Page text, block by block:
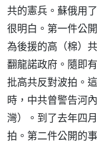
共的憲兵。蘇俄用
很明白。第一件公
為後援的高（棉）
翻龍諾政府。隨即
批高共反對波拍。
時，中共曾警告河
灣）。到了去年四
拍。第二件公開的